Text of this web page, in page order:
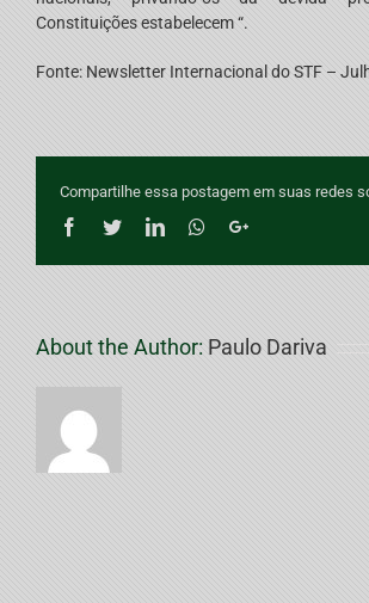
Constituições estabelecem “.
Fonte: Newsletter Internacional do STF –
Compartilhe essa postagem em suas redes
Facebook
TwitterLinkedInWhatsappGoogle+
About the Author: Paulo Dariva